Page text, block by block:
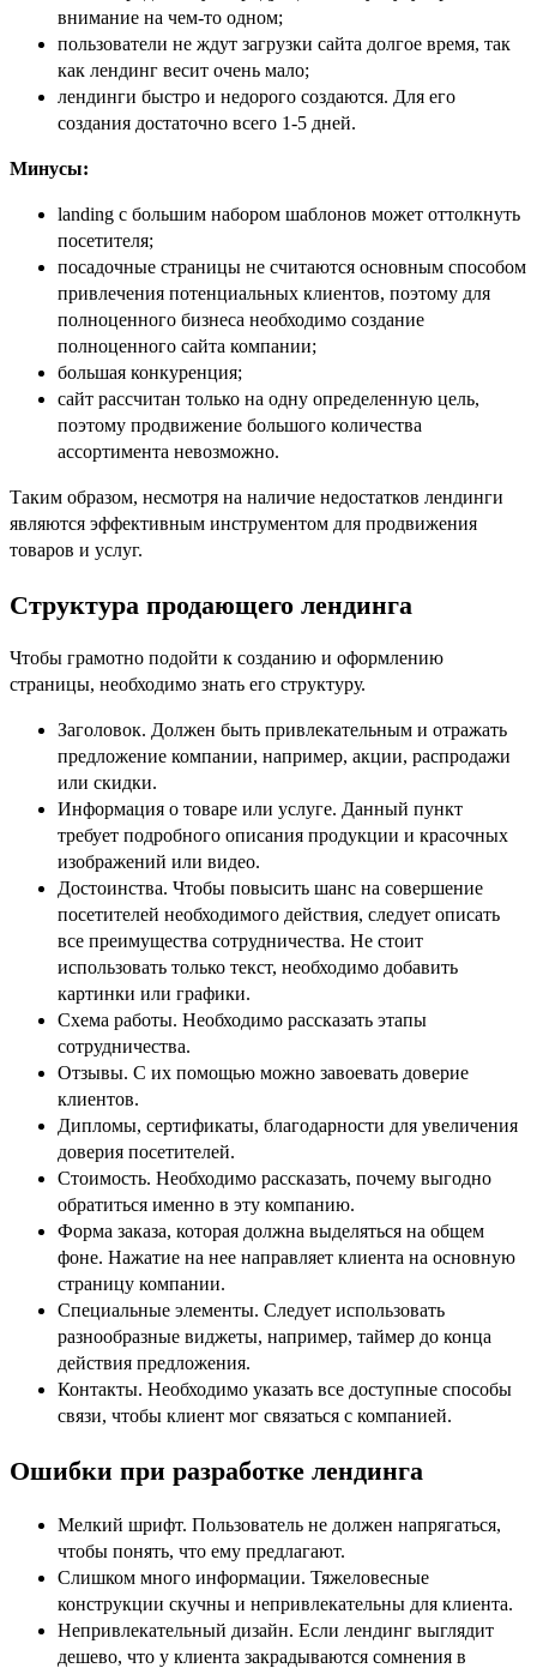
внимание на чем-то одном;
пользователи не ждут загрузки сайта долгое время, так
как лендинг весит очень мало;
лендинги быстро и недорого создаются. Для его
создания достаточно всего 1-5 дней.
Минусы:
landing с большим набором шаблонов может оттолкнуть
посетителя;
посадочные страницы не считаются основным способом
привлечения потенциальных клиентов, поэтому для
полноценного бизнеса необходимо создание
полноценного сайта компании;
большая конкуренция;
сайт рассчитан только на одну определенную цель,
поэтому продвижение большого количества
ассортимента невозможно.
Таким образом, несмотря на наличие недостатков лендинги
являются эффективным инструментом для продвижения
товаров и услуг.
Структура продающего лендинга
Чтобы грамотно подойти к созданию и оформлению
страницы, необходимо знать его структуру.
Заголовок. Должен быть привлекательным и отражать
предложение компании, например, акции, распродажи
или скидки.
Информация о товаре или услуге. Данный пункт
требует подробного описания продукции и красочных
изображений или видео.
Достоинства. Чтобы повысить шанс на совершение
посетителей необходимого действия, следует описать
все преимущества сотрудничества. Не стоит
использовать только текст, необходимо добавить
картинки или графики.
Схема работы. Необходимо рассказать этапы
сотрудничества.
Отзывы. С их помощью можно завоевать доверие
клиентов.
Дипломы, сертификаты, благодарности для увеличения
доверия посетителей.
Стоимость. Необходимо рассказать, почему выгодно
обратиться именно в эту компанию.
Форма заказа, которая должна выделяться на общем
фоне. Нажатие на нее направляет клиента на основную
страницу компании.
Специальные элементы. Следует использовать
разнообразные виджеты, например, таймер до конца
действия предложения.
Контакты. Необходимо указать все доступные способы
связи, чтобы клиент мог связаться с компанией.
Ошибки при разработке лендинга
Мелкий шрифт. Пользователь не должен напрягаться,
чтобы понять, что ему предлагают.
Слишком много информации. Тяжеловесные
конструкции скучны и непривлекательны для клиента.
Непривлекательный дизайн. Если лендинг выглядит
дешево, что у клиента закрадываются сомнения в